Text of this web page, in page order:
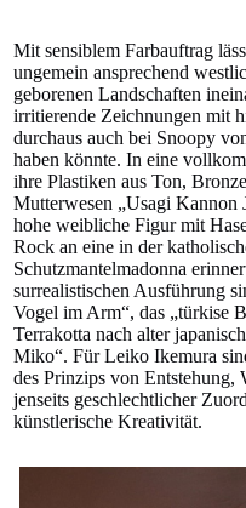
Mit sensiblem Farbauftrag
ungemein ansprechend
geborenen Landschaften
irritierende Zeichnungen mit
durchaus auch bei Snoopy
haben könnte. In eine
ihre Plastiken aus Ton,
Mutterwesen „Usagi Kannon
hohe weibliche Figur mit
Rock an eine in der
Schutzmantelmadonna
surrealistischen Ausführung
Vogel im Arm“, das „türkise
Terrakotta nach alter
Miko“. Für Leiko Ikemura
des Prinzips von Entstehung,
jenseits geschlechtlicher
künstlerische Kreativität.